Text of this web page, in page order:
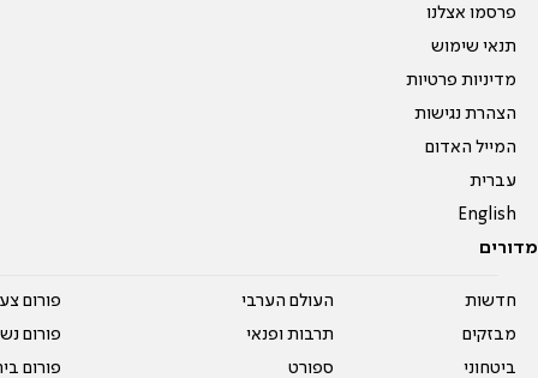
פרסמו אצלנו
תנאי שימוש
מדיניות פרטיות
הצהרת נגישות
המייל האדום
עברית
English
מדורים
חדשות
מבזקים
ביטחוני
העולם הערבי
תרבות ופנאי
ספורט
פורום
פורום
פורום